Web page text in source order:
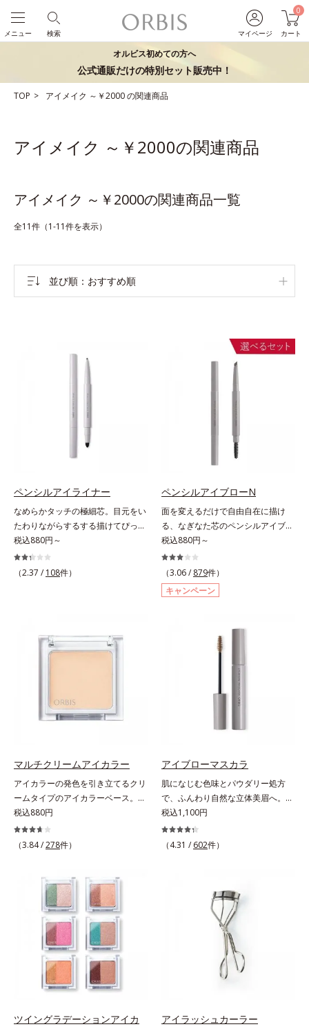
マイページ
0
カート
検索
メニュー
オルビス初めての方へ
公式通販だけの特別セット販売中！
TOP アイメイク ～￥2000の関連商品
アイメイク ～￥2000の関連商品
アイメイク ～￥2000の関連商品一覧
全11件（1-11件を表示）
並び順 おすすめ順
ペンシルアイライナー
なめらかタッチの極細芯。目元をい
たわりながらするする描けてぴった
り密着。するする描けてぴったり密
着。なめらかタッチの極細芯アイラ
イナーです。繊細な目のキワにも優
後に、後ろに付いているチップでま
つ毛の間を埋めるようにぼかせば、
く、美しい仕上がりを長時間キー
プ。目元ケア成分(*)で目元の負担も
パンテノール配合＝保湿成分
税込880円～
（2.37 / 108件）
ペンシルアイブローN
面を変えるだけで自由自在に描け
る、なぎなた芯のペンシルアイブロ
ー。角度を変えるだけで自由自在に
描けるペンシルアイブローです。な
ぎなた芯だから、接地面を変えるだ
けで太い線から細い線まで、テクニ
ックいらずで簡単に。スムースライ
軽やかに描けます。ペンシルの後ろ
にはスクリューブラシが付いている
ので、毛流れを整えたり、色をなじ
ませたり、ラインをぼかしたりと大
活躍。これ1本で完成度の高い、ふ
んわり眉に仕上がります。※中身を
ています。* ダイマージリノール酸
イソステアリル/フィトステリル）
配合＝感触向上成分
税込880円～
（3.06 / 879件）
キャンペーン
マルチクリームアイカラー
アイカラーの発色を引き立てるクリ
ームタイプのアイカラーベース。ア
イカラーの発色とツヤめきを最大限
に引き立てる、クリームタイプのア
イカラーベースです。アイカラーの
アイカラーの発色を高め、化粧のり
をUPさせます。さらに肌にしっか
り密着して、アイカラーのもちも高
めます。単品使いももちろんOK！
繊細なパールが角度によって瞬き、
目元を立体的に見せてくれます。
税込880円
（3.84 /278件）
アイブローマスカラ
肌になじむ色味とパウダリー処方
で、ふんわり自然な立体美眉へ。使
いやすさと仕上がりの美しさを追求
した眉マスカラです。日本人の肌に
自然になじむ、色調と彩度にこだわ
税込1,100円
（4.31 / 602件）
ツイングラデーションアイカ
アイラッシュカーラー